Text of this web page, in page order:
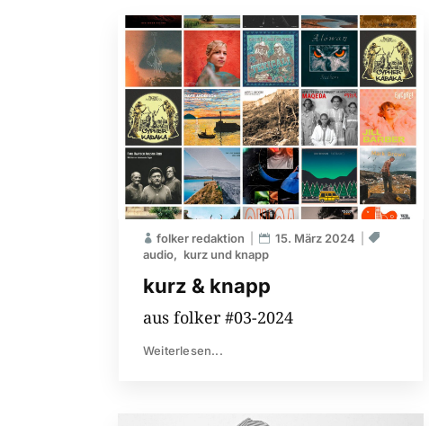
kurz & knapp
folker redaktion
15. März 2024
audio
kurz und knapp
aus folker #03-2024
Weiterlesen...